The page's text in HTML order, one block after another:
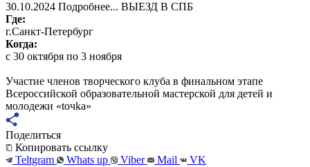
30.10.2024 Подробнее... ВЫЕЗД В СПБ
Где:
г.Санкт-Петербург
Когда:
с 30 октября по 3 ноября
Участие членов творческого клуба в финальном этапе
Всероссийской образовательной мастерской для детей и
молодежи «toчka»
Поделиться
Копировать ссылку
Teltgram
Whats up Viber Mail
VK